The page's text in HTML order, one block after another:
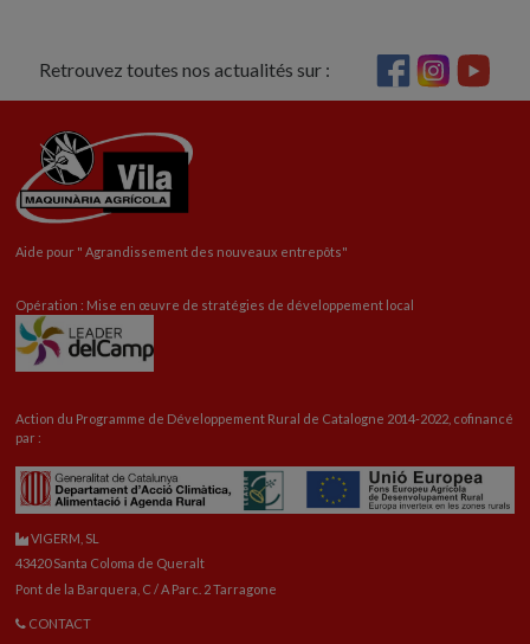
Retrouvez toutes nos actualités sur :
Aide pour " Agrandissement des nouveaux entrepôts"
Opération : Mise en œuvre de stratégies de développement local
Action du Programme de Développement Rural de Catalogne 2014-2022, cofinancé
par :
VIGERM, SL
43420 Santa Coloma de Queralt
Pont de la Barquera, C / A Parc. 2 Tarragone
CONTACT